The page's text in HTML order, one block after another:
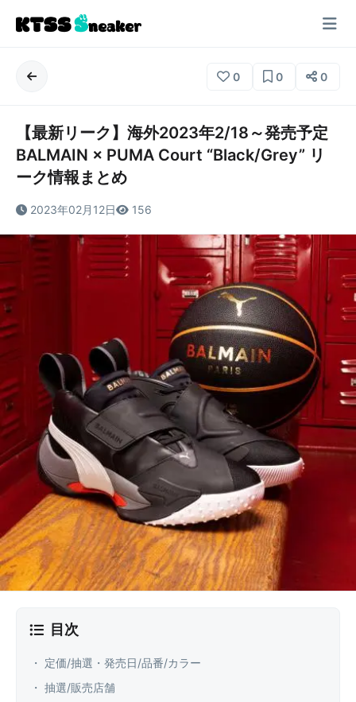
0 0 0
【最新リーク】海外2023年2/18～発売予定
BALMAIN × PUMA Court “Black/Grey” リ
ーク情報まとめ
2023年02月12日 156
目次
・ 定価/抽選・発売日/品番/カラー
・ 抽選/販売店舗